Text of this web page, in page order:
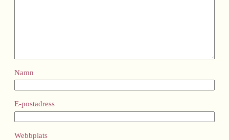
Namn
E-postadress
Webbplats